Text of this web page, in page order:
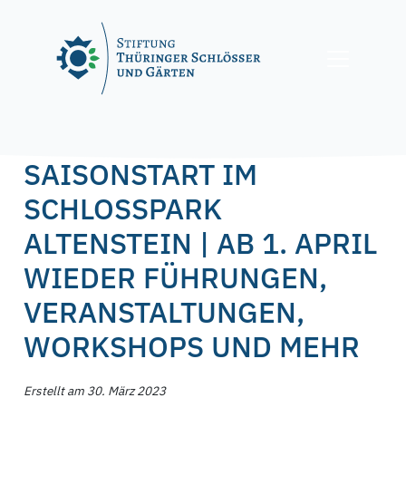
SAISONSTART IM
SCHLOSSPARK
ALTENSTEIN | AB 1. APRIL
WIEDER FÜHRUNGEN,
VERANSTALTUNGEN,
WORKSHOPS UND MEHR
Erstellt am 30. März 2023